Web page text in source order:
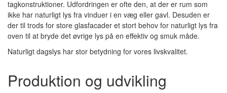
tagkonstruktioner. Udfordringen er ofte den, at der er rum som
ikke har naturligt lys fra vinduer i en væg eller gavl. Desuden er
der til trods for store glasfacader et stort behov for naturligt lys fra
oven til at bryde det øvrige lys på en effektiv og smuk måde.
Naturligt dagslys har stor betydning for vores livskvalitet.
Produktion og udvikling